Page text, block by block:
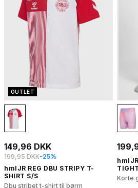
OUTLET
149,96 DKK
199,95 DKK-25%
hmlJR REG DBU STRIPY T-
SHIRT S/S
Dbu stribet t-shirt til børm
Korte